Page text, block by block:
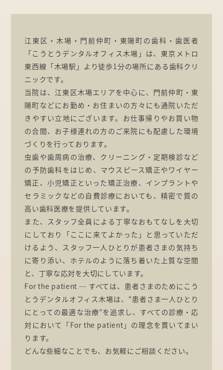
江東区・木場・門前仲町・東陽町の歯科・歯医者
「こうとうデンタルオフィス木場」は、東京メトロ
東西線「木場駅」より徒歩1分の場所にある歯科クリ
ニックです。
当院は、江東区木場エリアを中心に、門前仲町・東
陽町などにお勤め・お住まいの方々にも通院いただ
きやすい立地にございます。お仕事帰りやお買い物
の合間、お子様連れの方のご来院にも配慮した環境
づくりを行っております。
虫歯や歯周病の治療、クリーニング・定期検診など
の予防歯科をはじめ、マウスピース矯正やワイヤー
矯正、小児矯正といった矯正治療、インプラントや
セラミックなどの自費診療においても、精密で質の
高い歯科医療を提供しています。
また、スタッフ全員による丁寧なおもてなしを大切
にしており「ここに来てよかった」と思っていただ
けるよう、スタッフ一人ひとりが患者さまの気持ち
に寄り添い、ホテルのように落ち着いた上質な空間
と、丁寧な応対を大切にしています。
For the patient ─ すべては、患者さまのためにこう
とうデンタルオフィス木場は、“患者さま一人ひとり
にとっての最適な治療”を追求し、すべての診療・応
対において「For the patient」の理念を貫いてまい
ります。
どんな些細なことでも、お気軽にご相談ください。